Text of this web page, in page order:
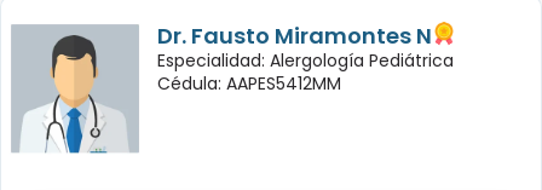
Dr. Fausto Miramontes N
Especialidad: Alergología Pediátrica
Cédula: AAPES5412MM